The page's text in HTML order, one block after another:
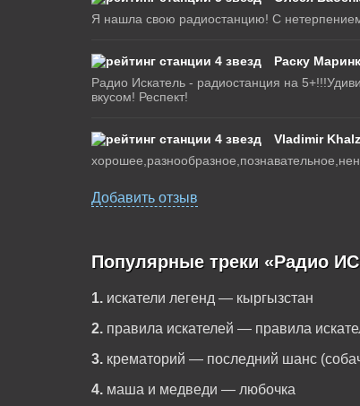
Я нашла свою радиостанцию! С
Раску
Радио Искатель - радиостанция на
вкусом! Респект!
Vladimir
Добавить отзыв
Популярные треки «Радио
1. искатели легенд — кыргызстан
2. правила искателей — правила
3. крематорий — последний шанс
4. маша и медведи — любочка